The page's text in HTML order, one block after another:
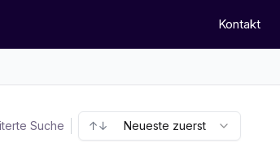
Kontakt
Suche ↑↓ Neueste zuerst